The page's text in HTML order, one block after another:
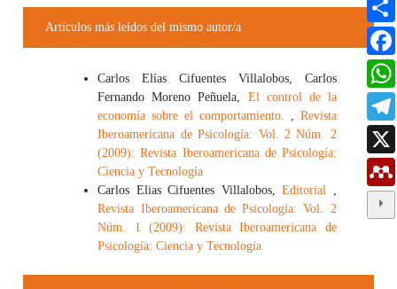
Detalles del artículo
Artículos más leídos del mismo autor/a
Carlos Elías Cifuentes Villalobos, Carlos
Fernando Moreno Peñuela, El control de la
economía sobre el comportamiento.
Revista
Iberoamericana de Psicología: Vol. 2 Núm. 2
(2009): Revista Iberoamericana de Psicología:
Ciencia y Tecnología
Carlos Elias Cifuentes Villalobos,Editorial
Revista Iberoamericana de Psicología: Vol. 2
Núm. 1 (2009): Revista Iberoamericana de
Psicología: Ciencia y Tecnología